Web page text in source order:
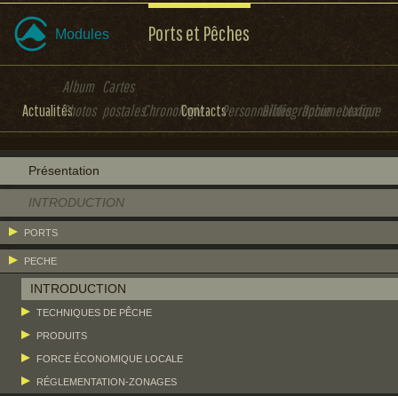
Modules Ports et Pêches
Actualités
Album
Photos
Cartes
postalesChronologieContactsPersonnalitésBibliographieDocumentation
Lexique
Présentation
INTRODUCTION
PORTS
PECHE
INTRODUCTION
TECHNIQUES DE PÊCHE
PRODUITS
FORCE ÉCONOMIQUE LOCALE
RÉGLEMENTATION-ZONAGES